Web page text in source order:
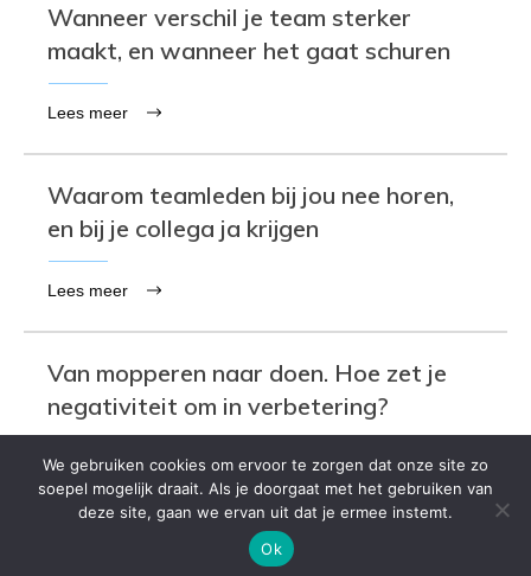
Wanneer verschil je team sterker
maakt, en wanneer het gaat schuren
Lees meer
Waarom teamleden bij jou nee horen,
en bij je collega ja krijgen
Lees meer
Van mopperen naar doen. Hoe zet je
negativiteit om in verbetering?
Lees meer
We gebruiken cookies om ervoor te zorgen dat onze site zo
soepel mogelijk draait. Als je doorgaat met het gebruiken van
deze site, gaan we ervan uit dat je ermee instemt.
Ok